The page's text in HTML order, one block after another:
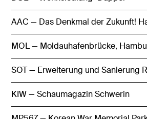
MOL — Moldauhafenbrücke,
KIW — Schaumagazin Schwerin